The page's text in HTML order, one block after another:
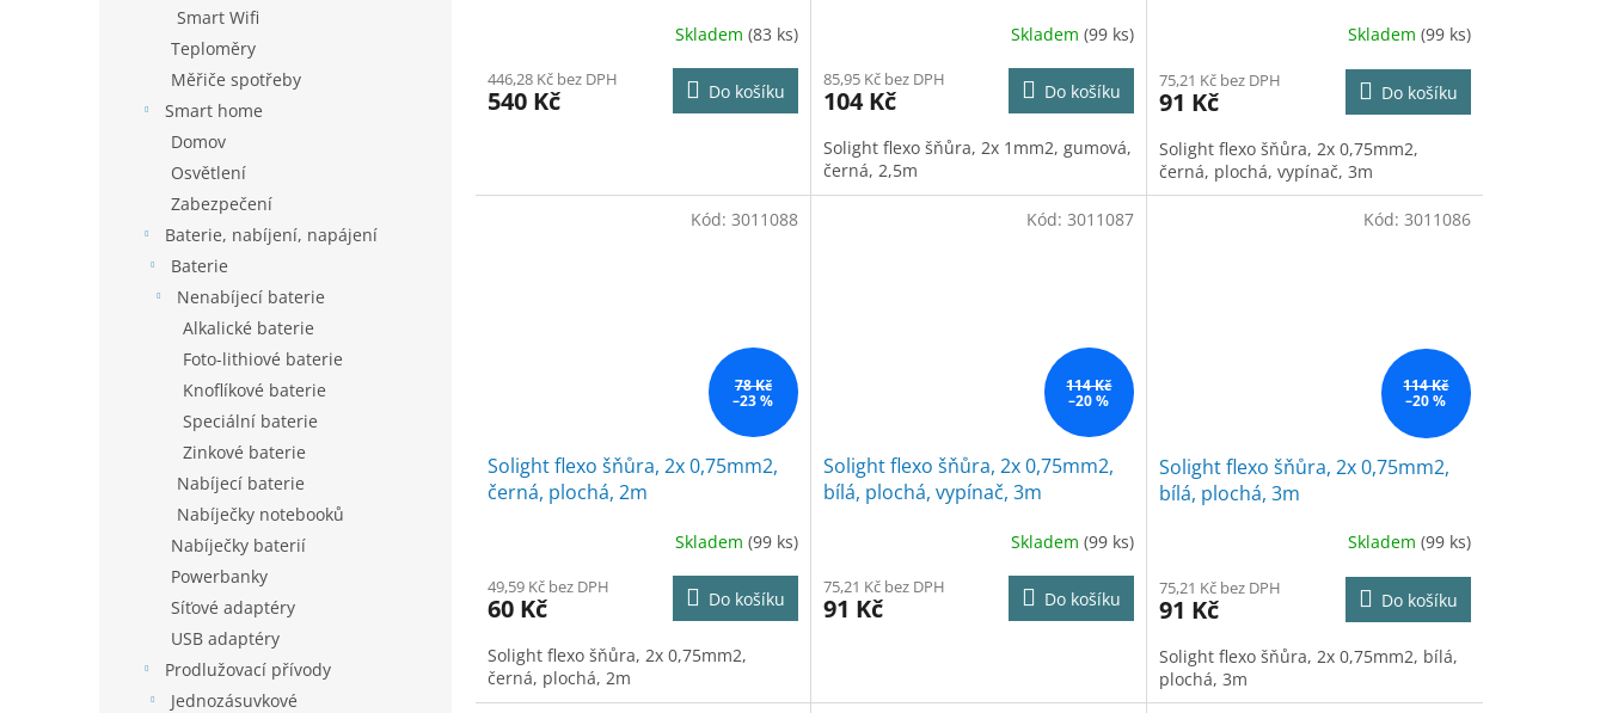
Smart Wifi
Teploměry
Měřiče spotřeby
Smart home
Domov
Osvětlení
Zabezpečení
Baterie, nabíjení, napájení
Baterie
Nenabíjecí baterie
Alkalické baterie
Foto-lithiové baterie
Knoflíkové baterie
Speciální baterie
Zinkové baterie
Nabíjecí baterie
Nabíječky notebooků
Nabíječky baterií
Powerbanky
Síťové adaptéry
USB adaptéry
Prodlužovací přívody
Jednozásuvkové
Skladem (83 ks)
446,28 Kč bez DPH
540 Kč Do košíku
Skladem (99 ks)
85,95 Kč bez DPH
104 Kč Do košíku
Solight flexo šňůra, 2x 1mm2, gumová,
černá, 2,5m
Skladem (99 ks)
75,21 Kč bez DPH
91 Kč Do košíku
Solight flexo šňůra, 2x 0,75mm2,
černá, plochá, vypínač, 3m
78 Kč
–23 %
Solight flexo šňůra, 2x 0,75mm2,
černá, plochá, 2m
Skladem (99 ks)
49,59 Kč bez DPH
60 Kč Do košíku
Solight flexo šňůra, 2x 0,75mm2,
černá, plochá, 2m
Kód: 3011088
114 Kč
–20 %
Solight flexo šňůra, 2x 0,75mm2,
bílá, plochá, vypínač, 3m
Skladem (99 ks)
75,21 Kč bez DPH
91 Kč Do košíku
Kód: 3011087
114 Kč
–20 %
Solight flexo šňůra, 2x 0,75mm2,
bílá, plochá, 3m
Skladem (99 ks)
75,21 Kč bez DPH
91 Kč Do košíku
Solight flexo šňůra, 2x 0,75mm2, bílá,
plochá, 3m
Kód: 3011086